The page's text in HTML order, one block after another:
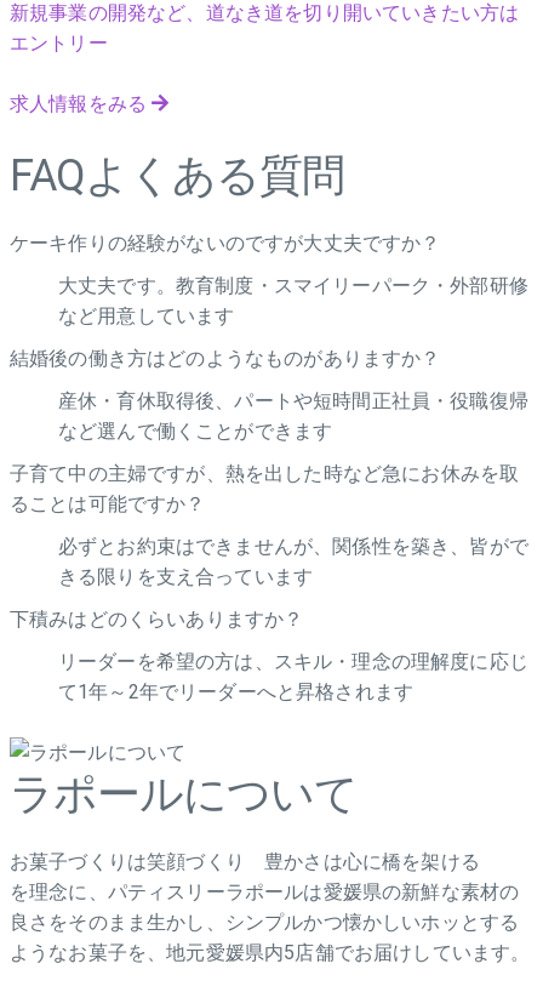
新規事業の開発など、道なき道を切り開いていきたい方は
エントリー
求人情報をみる
FAQよくある質問
ケーキ作りの経験がないのですが大丈夫ですか？
大丈夫です。教育制度・スマイリーパーク・外部研修
など用意しています
結婚後の働き方はどのようなものがありますか？
産休・育休取得後、パートや短時間正社員・役職復帰
など選んで働くことができます
子育て中の主婦ですが、熱を出した時など急にお休みを取
ることは可能ですか？
必ずとお約束はできませんが、関係性を築き、皆がで
きる限りを支え合っています
下積みはどのくらいありますか？
リーダーを希望の方は、スキル・理念の理解度に応じ
て1年～2年でリーダーへと昇格されます
ラポールについて
お菓子づくりは笑顔づくり 豊かさは心に橋を架ける
を理念に、パティスリーラポールは愛媛県の新鮮な素材の
良さをそのまま生かし、シンプルかつ懐かしいホッとする
ようなお菓子を、地元愛媛県内5店舗でお届けしています。